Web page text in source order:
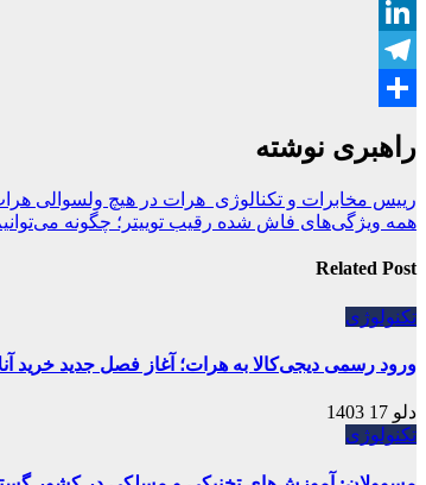
WhatsApp
LinkedIn
Telegram
راهبری نوشته
رییس مخابرات و تکنالوژی هرات در هیچ ولسوالی
همه ویژگی‌های فاش شده رقیب توییتر؛ چگونه
Related Post
تکنولوژی
ورود رسمی دیجی‌کالا به هرات؛ آغاز فصل جدید خرید
دلو 17 1403
تکنولوژی